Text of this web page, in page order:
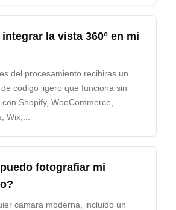
la vista 360° en mi
del procesamiento recibiras un
codigo ligero que funciona sin
Shopify, WooCommerce,
Wix,...
fotografiar mi
camara moderna, incluido un